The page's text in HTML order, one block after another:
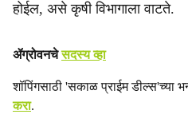
होईल, असे कृषी विभागाला वाटते.
ॲग्रोवनचेसदस्य व्हा
शॉपिंगसाठी 'सकाळ प्राईम डील्स'च्या
करा.